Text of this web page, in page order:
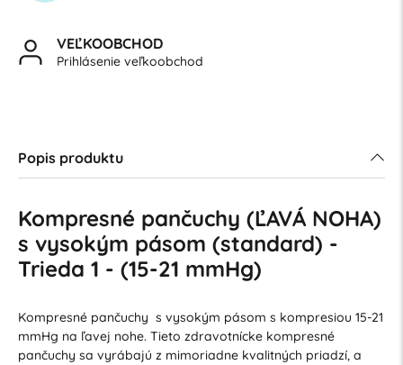
VEĽKOOBCHOD
Prihlásenie veľkoobchod
Popis produktu
Kompresné pančuchy (ĽAVÁ NOHA)
s vysokým pásom (standard) -
Trieda 1 - (15-21 mmHg)
Kompresné pančuchy s vysokým pásom s kompresiou 15-21
mmHg na ľavej nohe. Tieto zdravotnícke kompresné
pančuchy sa vyrábajú z mimoriadne kvalitných priadzí, a